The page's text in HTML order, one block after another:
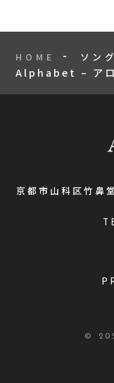
HOME ソン
Alphabet – アロ
京都市山科区竹鼻
©